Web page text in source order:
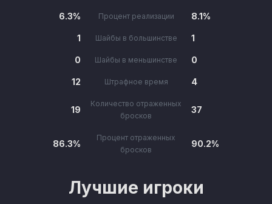
6.3% Процент реализации 8.1%
1 Шайбы в большинстве 1
0 Шайбы в меньшинстве 0
12 Штрафное время 4
19
Количество отраженных
бросков
37
86.3%
Процент отраженных
бросков
90.2%
Лучшие игроки